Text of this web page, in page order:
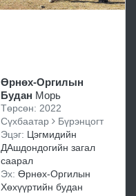
Өрнөх-Оргилын
Будан Морь
Төрсөн: 2022
Сүхбаатар
Бүрэнцогт
Эцэг: Цэгмидийн
ДАшдондогийн загал
саарал
Эх: Өрнөх-Оргилын
Хөхүүртийн будан